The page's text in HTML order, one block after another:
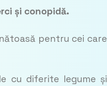
și conopidă.
pentru cei care
cu diferite legume și